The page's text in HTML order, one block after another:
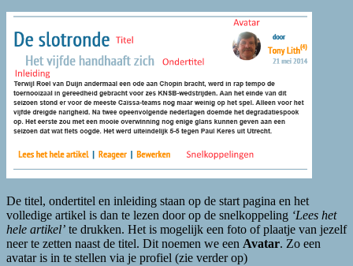
De titel, ondertitel en inleiding staan op de start pagina en het
volledige artikel is dan te lezen door op de snelkoppeling ‘Lees het
hele artikel’ te drukken. Het is mogelijk een foto of plaatje van jezelf
neer te zetten naast de titel. Dit noemen we een Avatar. Zo een
avatar is in te stellen via je profiel (zie verder op)